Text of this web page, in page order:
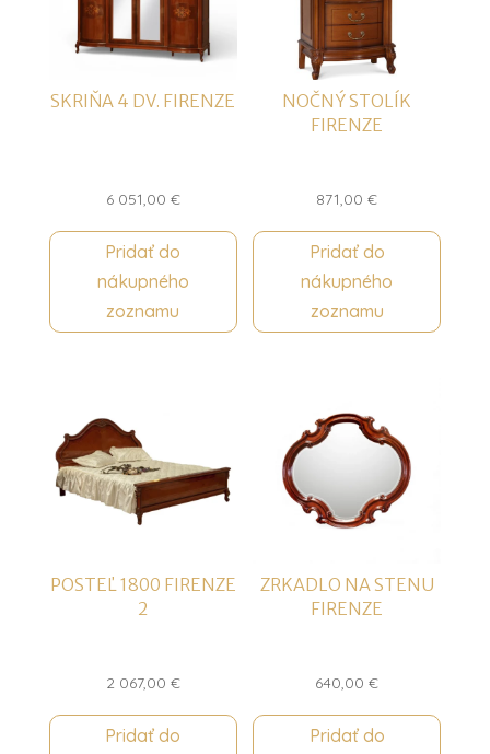
SKRIŇA 4 DV. FIRENZE
6 051,00 €
Pridať do
nákupného
zoznamu
NOČNÝ STOLÍK
FIRENZE
871,00€
Pridať do
nákupného
zoznamu
POSTEĽ 1800 FIRENZE
2
2 067,00 €
Pridať do
ZRKADLO NA STENU
FIRENZE
640,00€
Pridať do